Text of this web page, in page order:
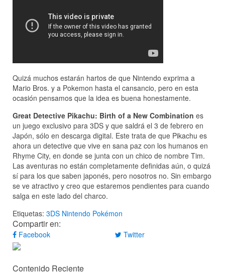
Quizá muchos estarán hartos de que Nintendo exprima a
Mario Bros. y a Pokemon hasta el cansancio, pero en esta
ocasión pensamos que la idea es buena honestamente.
Great Detective Pikachu: Birth of a New Combination es
un juego exclusivo para 3DS y que saldrá el 3 de febrero en
Japón, sólo en descarga digital. Este trata de que Pikachu es
ahora un detective que vive en sana paz con los humanos en
Rhyme City, en donde se junta con un chico de nombre Tim.
Las aventuras no están completamente definidas aún, o quizá
sí para los que saben japonés, pero nosotros no. Sin embargo
se ve atractivo y creo que estaremos pendientes para cuando
salga en este lado del charco.
Etiquetas: 3DS Nintendo Pokémon
Compartir en:
Facebook Twitter
Contenido Reciente